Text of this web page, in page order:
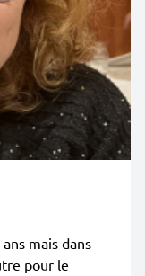
mais dans
pour le